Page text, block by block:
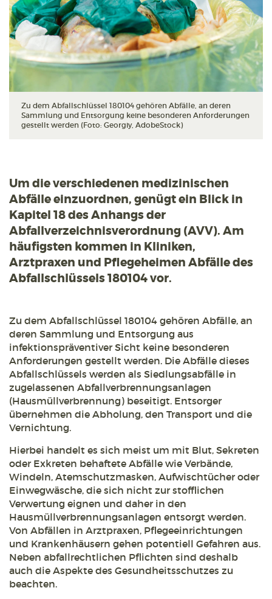
Zu dem Abfallschlüssel 180104 gehören Abfälle, an deren
Sammlung und Entsorgung keine besonderen Anforderungen
gestellt werden (Foto: Georgiy, AdobeStock)
Um die verschiedenen medizinischen
Abfälle einzuordnen, genügt ein Blick in
Kapitel 18 des Anhangs der
Abfallverzeichnisverordnung (AVV). Am
häufigsten kommen in Kliniken,
Arztpraxen und Pflegeheimen Abfälle des
Abfallschlüssels 180104 vor.
Zu dem Abfallschlüssel 180104 gehören Abfälle, an
deren Sammlung und Entsorgung aus
infektionspräventiver Sicht keine besonderen
Anforderungen gestellt werden. Die Abfälle dieses
Abfallschlüssels werden als Siedlungsabfälle in
zugelassenen Abfallverbrennungsanlagen
(Hausmüllverbrennung) beseitigt. Entsorger
übernehmen die Abholung, den Transport und die
Vernichtung.
Hierbei handelt es sich meist um mit Blut, Sekreten
oder Exkreten behaftete Abfälle wie Verbände,
Windeln, Atemschutzmasken, Aufwischtücher oder
Einwegwäsche, die sich nicht zur stofflichen
Verwertung eignen und daher in den
Hausmüllverbrennungsanlagen entsorgt werden.
Von Abfällen in Arztpraxen, Pflegeeinrichtungen
und Krankenhäusern gehen potentiell Gefahren aus.
Neben abfallrechtlichen Pflichten sind deshalb
auch die Aspekte des Gesundheitsschutzes zu
beachten.